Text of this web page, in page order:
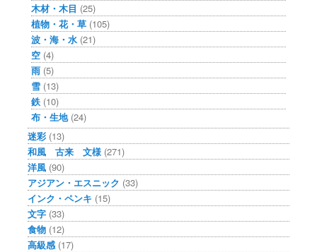
木材・木目 (25)
植物・花・草 (105)
波・海・水 (21)
空 (4)
雨 (5)
雪 (13)
鉄 (10)
布・生地(24)
迷彩 (13)
和風 古来 文様 (271)
洋風 (90)
アジアン・エスニック (33)
インク・ペンキ (15)
文字 (33)
食物 (12)
高級感 (17)